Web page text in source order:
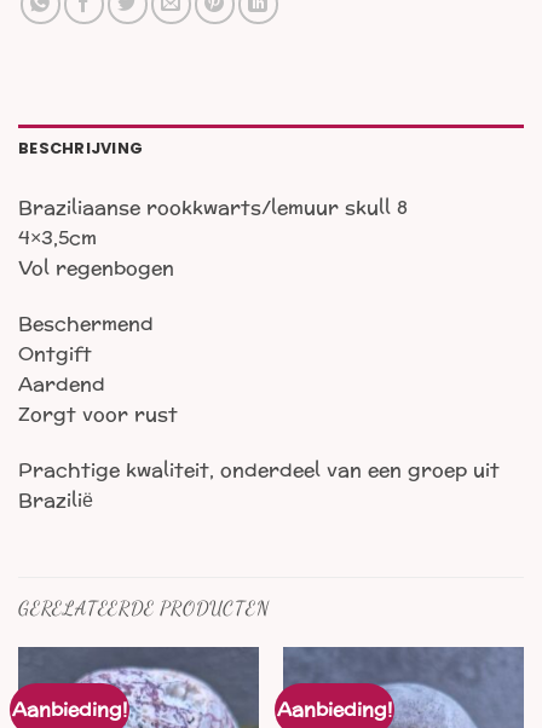
BESCHRIJVING
Braziliaanse rookkwarts/lemuur skull 8
4×3,5cm
Vol regenbogen
Beschermend
Ontgift
Aardend
Zorgt voor rust
Prachtige kwaliteit, onderdeel van een groep uit
Brazilië
GERELATEERDE PRODUCTEN
Aanbieding! Aanbieding!